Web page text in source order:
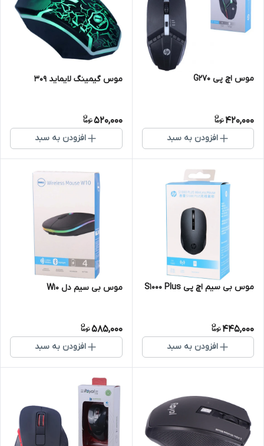
موس اچ پی G270
420,000
افزودن به سبد
موس گیمینگ لایماید 309
520,000
افزودن به سبد
موس بی سیم اچ پی S1000 Plus
445,000
افزودن به سبد
موس بی سیم دل W10
585,000
افزودن به سبد